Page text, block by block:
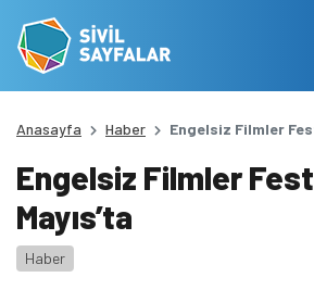
Anasayfa Haber Engelsiz Filmler
Engelsiz Filmler
Mayıs’ta
Haber